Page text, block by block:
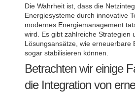
Die Wahrheit ist, dass die
Energiesysteme durch innovative
modernes Energiemanagement
wird. Es gibt zahlreiche Strategien
Lösungsansätze, wie erneuerbare
sogar stabilisieren können.
Betrachten wir einige
die Integration von